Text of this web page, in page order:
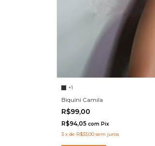
+1
Biquíni Camila
R$99,00
R$94,05 com Pix
3 x de R$33,00 sem juros